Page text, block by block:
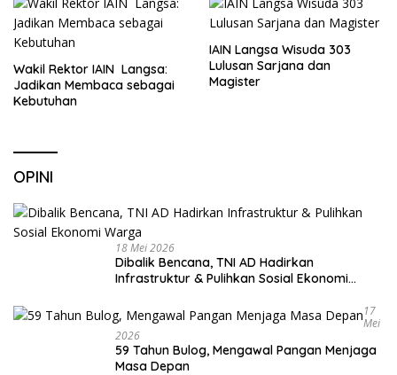
Wakil Rektor IAIN Langsa:
Jadikan Membaca sebagai
Kebutuhan
IAIN Langsa Wisuda 303
Lulusan Sarjana dan
Magister
OPINI
18 Mei 2026
Dibalik Bencana, TNI AD Hadirkan
Infrastruktur & Pulihkan Sosial Ekonomi
17
Mei
2026
59 Tahun Bulog, Mengawal Pangan Menjaga
Masa Depan